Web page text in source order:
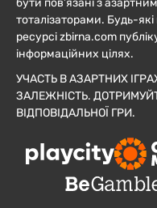
тоталізаторами. Будь-
ресурсі zbirna.com
інформаційних цілях.
УЧАСТЬ В АЗАРТНИХ
ЗАЛЕЖНІСТЬ.
ВІДПОВІДАЛЬНОЇ ГРИ.